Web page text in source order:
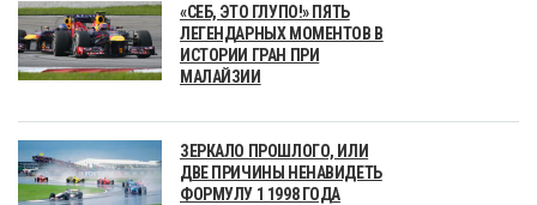
«СЕБ, ЭТО ГЛУПО!» ПЯТЬ
ЛЕГЕНДАРНЫХ МОМЕНТОВ В
ИСТОРИИ ГРАН ПРИ
МАЛАЙЗИИ
ЗЕРКАЛО ПРОШЛОГО, ИЛИ
ДВЕ ПРИЧИНЫ НЕНАВИДЕТЬ
ФОРМУЛУ 1 1998 ГОДА